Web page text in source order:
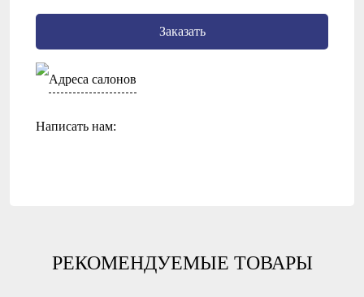
Заказать
Адреса салонов
Написать нам:
РЕКОМЕНДУЕМЫЕ ТОВАРЫ